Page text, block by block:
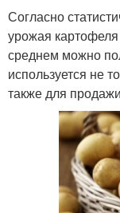
Согласно
урожая
среднем можно
используется не
также для